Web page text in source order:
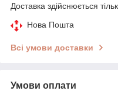
Доставка здійснюється
Нова Пошта
Всі умови доставки
Умови оплати